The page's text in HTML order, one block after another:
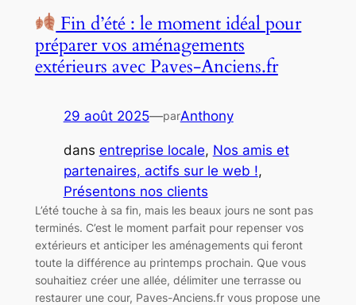
Fin d’été : le moment idéal pour
préparer vos aménagements
extérieurs avec Paves-Anciens.fr
29 août 2025—parAnthony
dans entreprise locale, Nos amis et
partenaires, actifs sur le web !
Présentons nos clients
L’été touche à sa fin, mais les beaux jours ne sont pas
terminés. C’est le moment parfait pour repenser vos
extérieurs et anticiper les aménagements qui feront
toute la différence au printemps prochain. Que vous
souhaitiez créer une allée, délimiter une terrasse ou
restaurer une cour, Paves-Anciens.fr vous propose une